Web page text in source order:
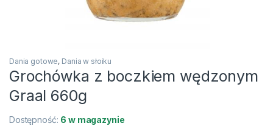
Dania gotowe, Dania w słoiku
Grochówka z boczkiem wędzonym
Graal 660g
Dostępność: 6 w magazynie